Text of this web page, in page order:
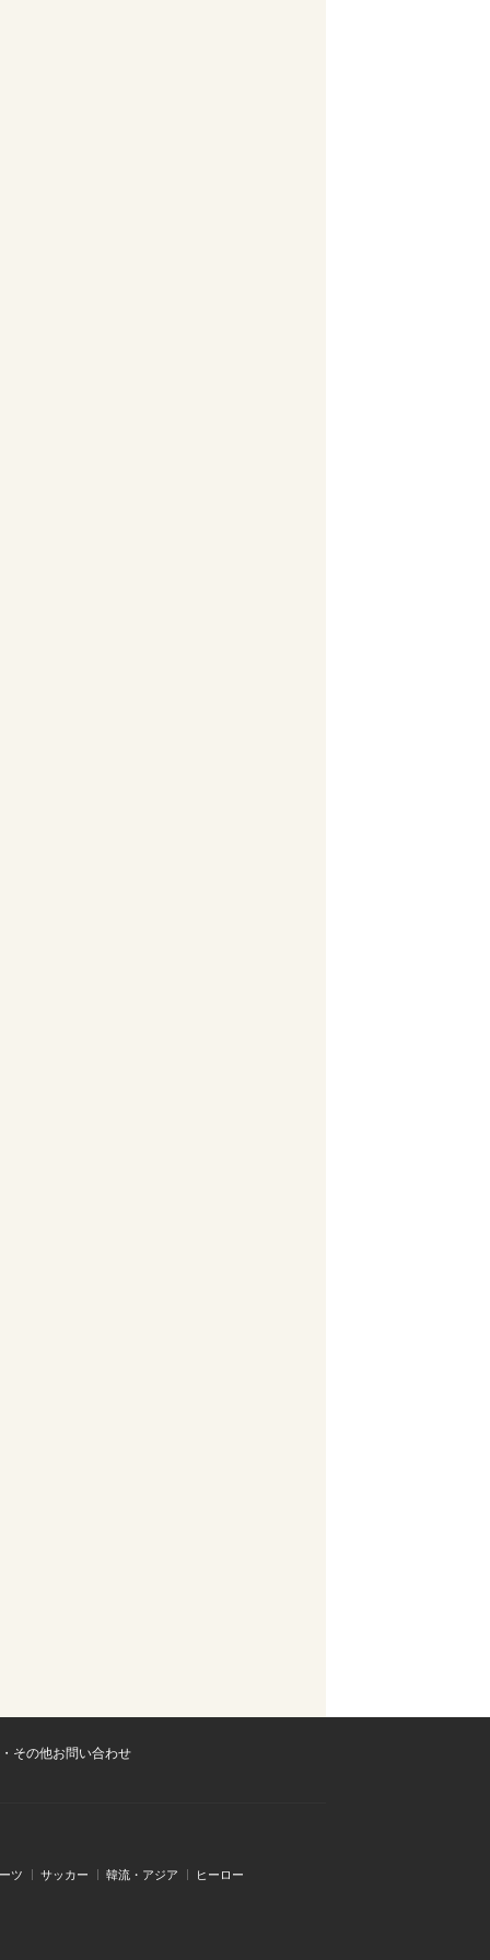
その他お問い合わせ
ツ サッカー 韓流・アジア ヒーロー